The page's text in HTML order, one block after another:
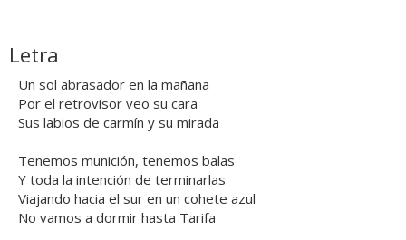
Letra
Un sol abrasador en la mañana
Por el retrovisor veo su cara
Sus labios de carmín y su mirada
Tenemos munición, tenemos balas
Y toda la intención de terminarlas
Viajando hacia el sur en un cohete azul
No vamos a dormir hasta Tarifa